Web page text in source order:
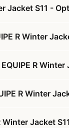
Jacket S11 -
R Winter
R Winter
R Winter
Jacket